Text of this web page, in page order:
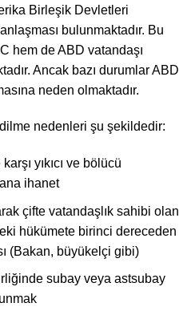
Birleşik Devletleri
anlaşması bulunmaktadır. Bu
hem de ABD vatandaşı
Ancak bazı durumlar ABD
neden olmaktadır.
nedenleri şu şekildedir:
yıkıcı ve bölücü
ihanet
çifte vatandaşlık sahibi olan
hükümete birinci dereceden
(Bakan, büyükelçi gibi)
subay veya astsubay